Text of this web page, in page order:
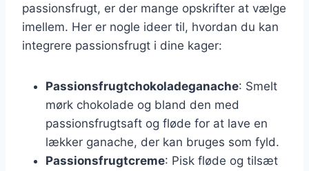
passionsfrugt, er der mange opskrifter at vælge
imellem. Her er nogle ideer til, hvordan du kan
integrere passionsfrugt i dine kager:
Passionsfrugtchokoladeganache: Smelt
mørk chokolade og bland den med
passionsfrugtsaft og fløde for at lave en
lækker ganache, der kan bruges som fyld.
Passionsfrugtcreme: Pisk fløde og tilsæt